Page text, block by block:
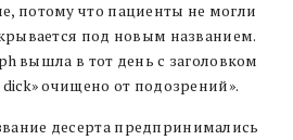
потому что пациенты не могли
под новым названием.
вышла в тот день с заголовком
очищено от подозрений».
десерта предпринимались